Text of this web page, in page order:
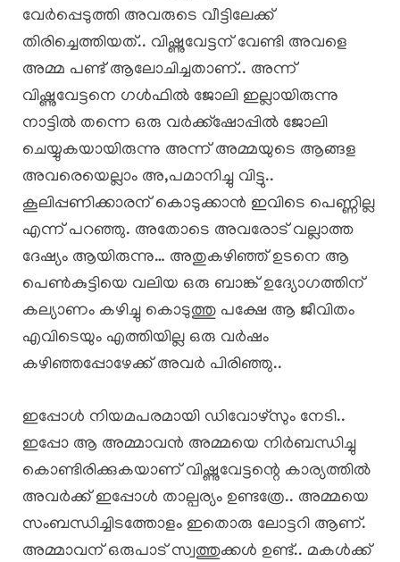
വേർപ്പെടുത്തി അവരുടെ വീട്ടിലേക്ക്
തിരിച്ചെത്തിയത്.. വിഷ്ണുവേട്ടന് വേണ്ടി അവളെ
അമ്മ പണ്ട് ആലോചിച്ചതാണ്.. അന്ന്
വിഷ്ണുവേട്ടനെ ഗൾഫിൽ ജോലി ഇല്ലായിരുന്നു
നാട്ടിൽ തന്നെ ഒരു വർക്ക്ഷോപ്പിൽ ജോലി
ചെയ്യുകയായിരുന്നു അന്ന് അമ്മയുടെ ആങ്ങള
അവരെയെല്ലാം അ,പമാനിച്ചു വിട്ടു..
കൂലിപ്പണിക്കാരന് കൊടുക്കാൻ ഇവിടെ പെണ്ണില്ല
എന്ന് പറഞ്ഞു. അതോടെ അവരോട് വല്ലാത്ത
ദേഷ്യം ആയിരുന്നു… അതുകഴിഞ്ഞ് ഉടനെ ആ
പെൺകുട്ടിയെ വലിയ ഒരു ബാങ്ക് ഉദ്യോഗത്തിന്
കല്യാണം കഴിച്ചു കൊടുത്തു പക്ഷേ ആ ജീവിതം
എവിടെയും എത്തിയില്ല ഒരു വർഷം
കഴിഞ്ഞപ്പോഴേക്ക് അവർ പിരിഞ്ഞു..
ഇപ്പോൾ നിയമപരമായി ഡിവോഴ്സും നേടി..
ഇപ്പോ ആ അമ്മാവൻ അമ്മയെ നിർബന്ധിച്ചു
കൊണ്ടിരിക്കുകയാണ് വിഷ്ണുവേട്ടന്റെ കാര്യത്തിൽ
അവർക്ക് ഇപ്പോൾ താല്പര്യം ഉണ്ടത്രേ.. അമ്മയെ
സംബന്ധിച്ചിടത്തോളം ഇതൊരു ലോട്ടറി ആണ്.
അമ്മാവന് ഒരുപാട് സ്വത്തുക്കൾ ഉണ്ട്.. മകൾക്ക്